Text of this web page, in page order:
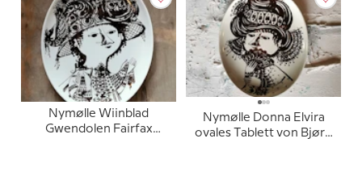
Nymølle Wiinblad
Gwendolen Fairfax
Nymølle Donna Elvira
ovales Tablett von Bjørn